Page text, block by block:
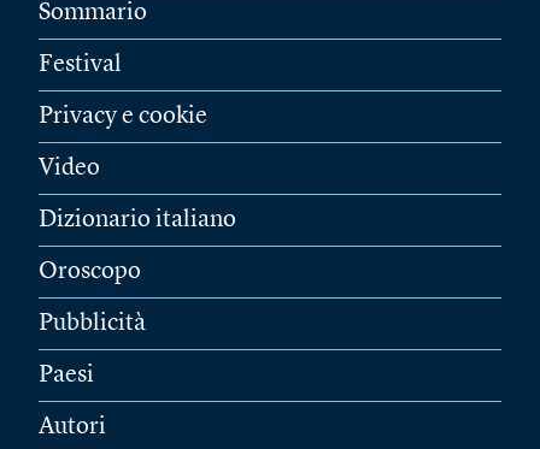
Sommario
Festival
Privacy e cookie
Video
Dizionario italiano
Oroscopo
Pubblicità
Paesi
Autori